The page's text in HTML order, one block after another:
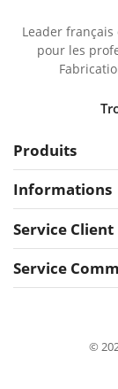
Leader
pour les
Produits
Informations
Service Client
Service
©